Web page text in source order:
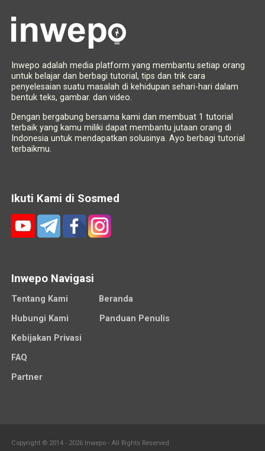
Inwepo adalah media platform yang membantu setiap orang
untuk belajar dan berbagi tutorial, tips dan trik cara
penyelesaian suatu masalah di kehidupan sehari-hari dalam
bentuk teks, gambar. dan video.
Dengan bergabung bersama kami dan membuat 1 tutorial
terbaik yang kamu miliki dapat membantu jutaan orang di
Indonesia untuk mendapatkan solusinya. Ayo berbagi tutorial
terbaikmu.
Ikuti Kami di Sosmed
Inwepo Navigasi
Tentang Kami
Beranda
Hubungi Kami
Panduan Penulis
Kebijakan Privasi
FAQ
Partner
Copyright © 2014 - 2026 Inwepo - All Rights Reserved.